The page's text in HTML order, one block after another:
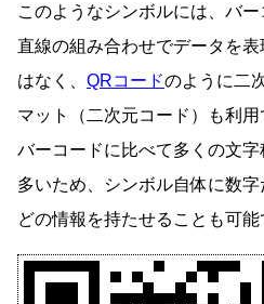
このようなシンボルには、バ
直線の組み合わせでデータを
はなく、 QRコードのように二
マット（二次元コード）も利
バーコードに比べて多くの文
多いため、シンボル自体に数
どの情報を持たせることも可能